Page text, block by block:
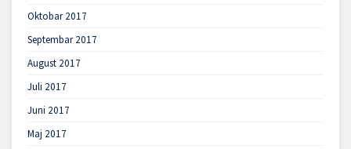
Oktobar 2017
Septembar 2017
August 2017
Juli 2017
Juni 2017
Maj 2017